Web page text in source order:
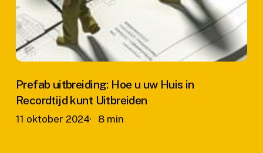
Prefab uitbreiding: Hoe u uw Huis in
Recordtijd kunt Uitbreiden
11 oktober 2024 8 min